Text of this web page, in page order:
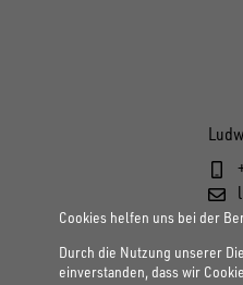
Cookies helfen uns bei der
Durch die Nutzung unserer
einverstanden, dass wir